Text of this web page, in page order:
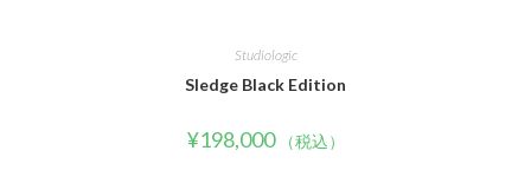
Studiologic
Sledge Black Edition
¥198,000 （税込）